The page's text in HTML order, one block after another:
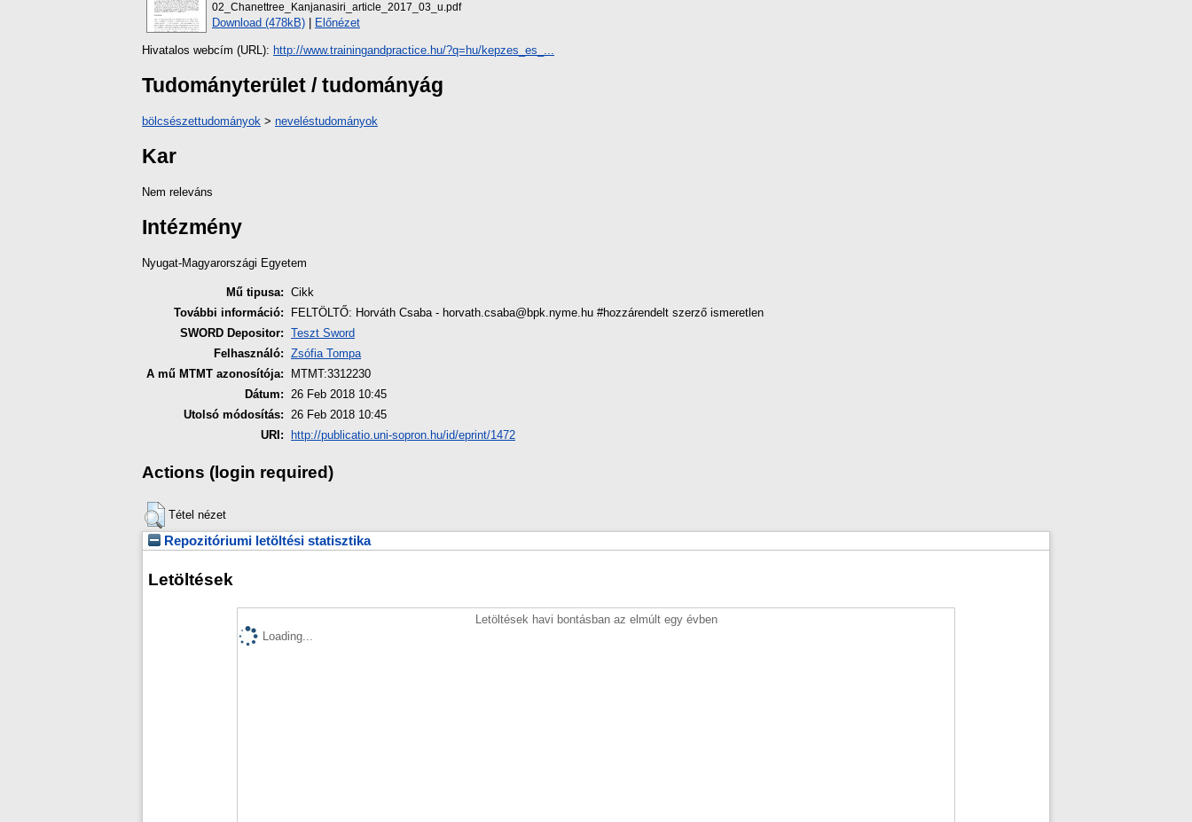
02_Chanettree_Kanjanasiri_article_2017_03_u.pdf
Download (478kB) | Előnézet
Hivatalos webcím (URL): http://www.trainingandpractice.hu/?q=hu/kepzes_es_...
Tudományterület / tudományág
bölcsészettudományok > neveléstudományok
Kar
Nem releváns
Intézmény
Nyugat-Magyarországi Egyetem
Mű tipusa: Cikk
További információ:
FELTÖLTŐ: Horváth Csaba - horvath.csaba@bpk.nyme.hu #hozzárendelt szerző ismeretlen
SWORD Depositor: Teszt Sword
Felhasználó: Zsófia Tompa
A mű MTMT azonosítója:
MTMT:3312230
Dátum: 26 Feb 2018 10:45
Utolsó módosítás: 26 Feb 2018 10:45
URI:
http://publicatio.uni-sopron.hu/id/eprint/1472
Actions (login required)
Tétel nézet
Repozitóriumi letöltési statisztika
Letöltések
Letöltések havi bontásban az elmúlt egy évben
Loading...